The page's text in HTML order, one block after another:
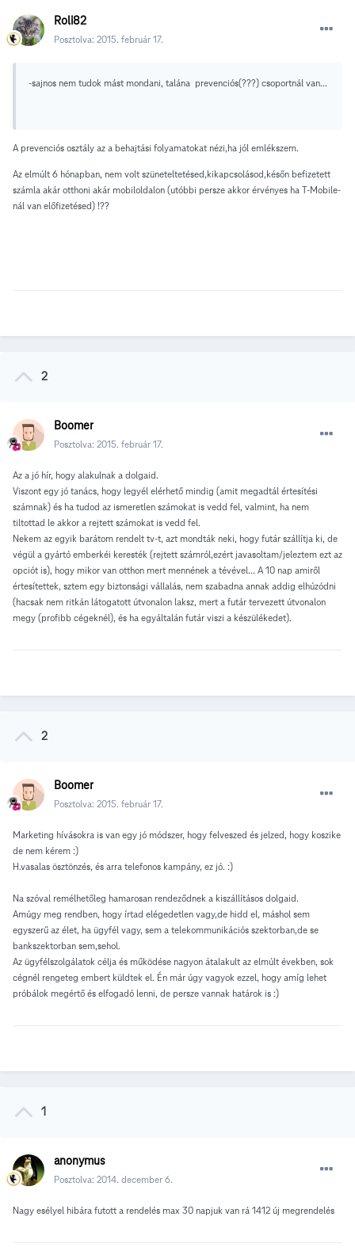
Roli82
Posztolva: 2015. február 17.
-sajnos nem tudok mást mondani, talána prevenciós(???) csoportnál van...
A prevenciós osztály az a behajtási folyamatokat nézi,ha jól emlékszem.
Az elmúlt 6 hónapban, nem volt szüneteltetésed,kikapcsolásod,későn befizetett
számla akár otthoni akár mobiloldalon (utóbbi persze akkor érvényes ha T-Mobile-
nál van előfizetésed) !??
2
Boomer
Posztolva: 2015. február 17.
Az a jó hír, hogy alakulnak a dolgaid.
Viszont egy jó tanács, hogy legyél elérhető mindig (amit megadtál értesítési
számnak) és ha tudod az ismeretlen számokat is vedd fel, valmint, ha nem
tiltottad le akkor a rejtett számokat is vedd fel.
Nekem az egyik barátom rendelt tv-t, azt mondták neki, hogy futár szállítja ki, de
végül a gyártó emberkéi keresték (rejtett számról,ezért javasoltam/jeleztem ezt az
opciót is), hogy mikor van otthon mert mennének a tévével... A 10 nap amiről
értesítettek, sztem egy biztonsági vállalás, nem szabadna annak addig elhúzódni
(hacsak nem ritkán látogatott útvonalon laksz, mert a futár tervezett útvonalon
megy (profibb cégeknél), és ha egyáltalán futár viszi a készülékedet).
2
Boomer
Posztolva: 2015. február 17.
Marketing hívásokra is van egy jó módszer, hogy felveszed és jelzed, hogy koszike
de nem kérem :)
H.vasalas ösztönzés, és arra telefonos kampány, ez jó. :)
Na szóval remélhetőleg hamarosan rendeződnek a kiszállításos dolgaid.
Amúgy meg rendben, hogy írtad elégedetlen vagy,de hidd el, máshol sem
egyszerű az élet, ha ügyfél vagy, sem a telekommunikációs szektorban,de se
bankszektorban sem,sehol.
Az ügyfélszolgálatok célja és működése nagyon átalakult az elmúlt években, sok
cégnél rengeteg embert küldtek el. Én már úgy vagyok ezzel, hogy amíg lehet
próbálok megértő és elfogadó lenni, de persze vannak határok is :)
1
anonymus
Posztolva: 2014. december 6.
Nagy esélyel hibára futott a rendelés max 30 napjuk van rá 1412 új megrendelés